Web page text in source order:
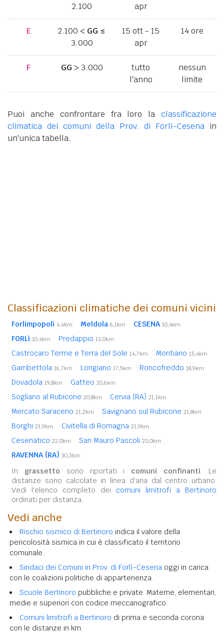
2.100
apr
E 2.100 < GG ≤
3.000
15 ott - 15
apr
14 ore
F GG > 3.000
tutto
l'anno
nessun
limite
Puoi anche confrontare fra loro la classificazione
climatica dei comuni della Prov. di Forlì-Cesena in
un'unica tabella.
Classificazioni climatiche dei comuni vicini
Forlimpopoli 4,4km Meldola 6,1km CESENA 10,4km
FORLì 10,4km Predappio 13,0km
Castrocaro Terme e Terra del Sole 14,7km Montiano 15,4km
Gambettola 16,7km Longiano 17,5km Roncofreddo 18,9km
Dovadola 19,8km Gatteo 20,6km
Sogliano al Rubicone 20,8km Cervia (RA) 21,1km
Mercato Saraceno 21,2km Savignano sul Rubicone 21,8km
Borghi 21,9km Civitella di Romagna 21,9km
Cesenatico 22,0km San Mauro Pascoli 23,0km
RAVENNA (RA) 30,3km
In grassetto sono riportati i comuni confinanti. Le
distanze sono calcolate in linea d'aria dal centro urbano.
Vedi l'elenco completo dei comuni limitrofi a Bertinoro
ordinati per distanza.
Vedi anche
Rischio sismico di Bertinoro indica il valore della
pericolosità sismica in cui è classificato il territorio
comunale.
Sindaci dei Comuni in Prov. di Forlì-Cesena oggi in carica
con le coalizioni politiche di appartenenza.
Scuole Bertinoro pubbliche e private. Materne, elementari,
medie e superiori con codice meccanografico.
Comuni limitrofi a Bertinoro di prima e seconda corona
con le distanze in km.